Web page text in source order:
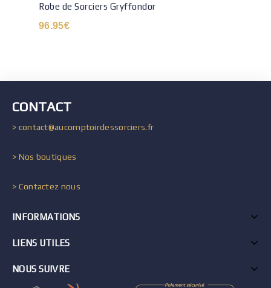
Robe de Sorciers Gryffondor
96.95€
CONTACT
> contact@aucomptoirdessorciers.fr
> Nos boutiques
> Contactez nous
INFORMATIONS
LIENS UTILES
NOUS SUIVRE